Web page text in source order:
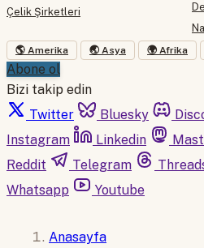
Çelik Şirketleri
🌎 Amerika 🌏 Asya 🌍 Afrika
Abone ol
Bizi takip edin
Twitter
Bluesky
Instagram
Linkedin
Reddit
Telegram
Whatsapp
Youtube
Anasayfa